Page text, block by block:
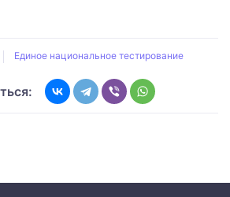
Единое национальное тестирование